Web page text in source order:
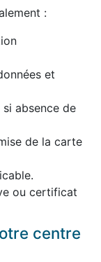
:
et
absence de
de la carte
ou certificat
centre